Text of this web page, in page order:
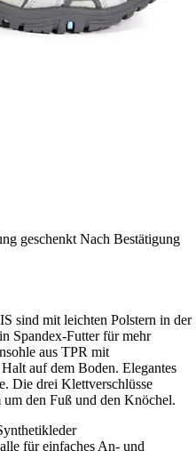
geschenkt Nach Bestätigung
sind mit leichten Polstern in der
Spandex-Futter für mehr
aus TPR mit
auf dem Boden. Elegantes
Die drei Klettverschlüsse
den Fuß und den Knöchel.
für einfaches An- und